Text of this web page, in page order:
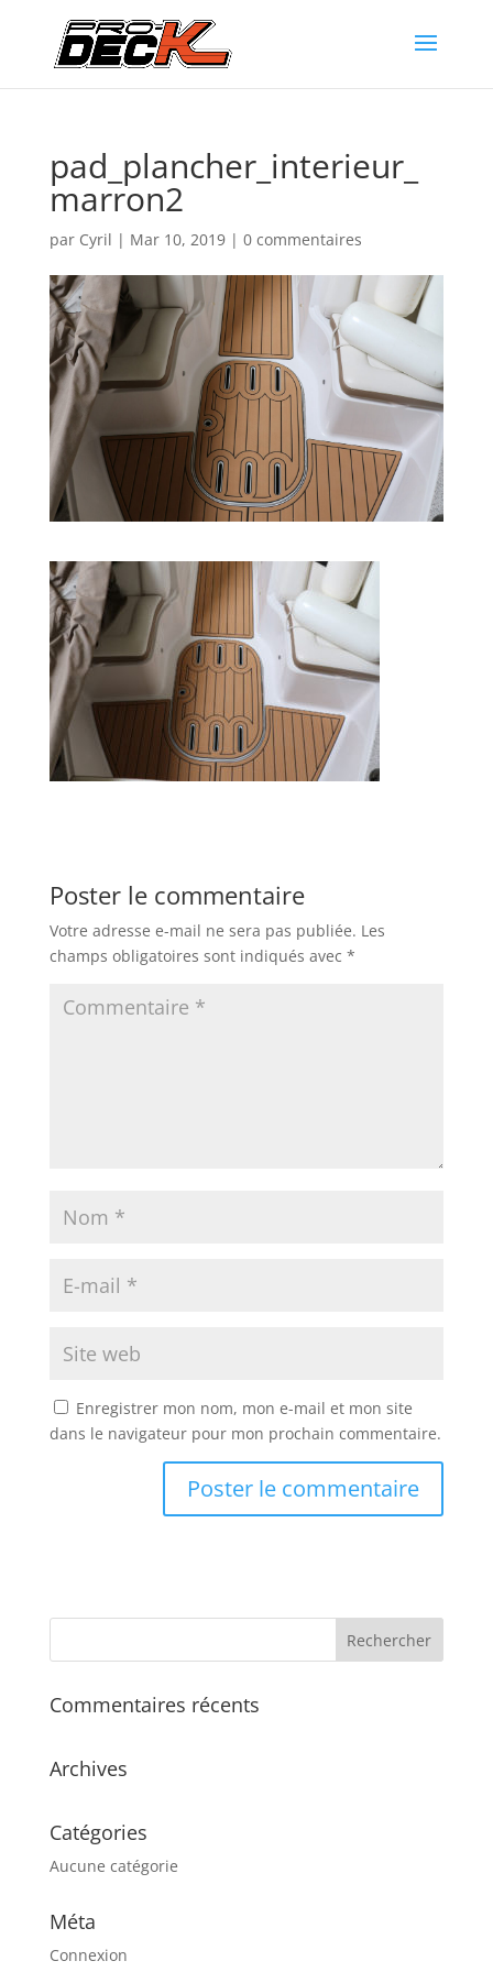
pad_plancher_interieur_
marron2
par Cyril | Mar 10, 2019| 0 commentaires
Poster le commentaire
Votre adresse e-mail ne sera pas publiée. Les
champs obligatoires sont indiqués avec *
Enregistrer mon nom, mon e-mail et mon site
dans le navigateur pour mon prochain commentaire.
Commentaires récents
Archives
Catégories
Aucune catégorie
Méta
Connexion